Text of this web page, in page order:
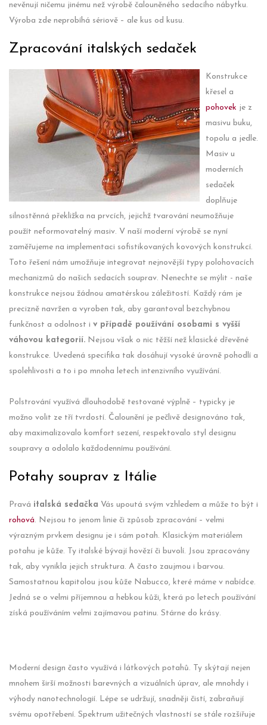
nevěnují ničemu jinému než výrobě čalouněného sedacího nábytku.
Výroba zde neprobíhá sériově – ale kus od kusu.
Zpracování italských sedaček
Konstrukce
křesel a
pohovek je z
masivu buku,
topolu a jedle.
Masiv u
moderních
sedaček
doplňuje
silnostěnná překližka na prvcích, jejichž tvarování neumožňuje
použít neformovatelný masiv. V naší moderní výrobě se nyní
zaměřujeme na implementaci sofistikovaných kovových konstrukcí.
Toto řešení nám umožňuje integrovat nejnovější typy polohovacích
mechanizmů do našich sedacích souprav. Nenechte se mýlit - naše
konstrukce nejsou žádnou amatérskou záležitostí. Každý rám je
precizně navržen a vyroben tak, aby garantoval bezchybnou
funkčnost a odolnost i v případě používání osobami s vyšší
váhovou kategorií. Nejsou však o nic těžší než klasické dřevěné
konstrukce. Uvedená specifika tak dosáhují vysoké úrovně pohodlí a
spolehlivosti a to i po mnoha letech intenzivního využívání.
Polstrování využívá dlouhodobě testované výplně – typicky je
možno volit ze tří tvrdostí. Čalounění je pečlivě designováno tak,
aby maximalizovalo komfort sezení, respektovalo styl designu
soupravy a odolalo každodennímu používání.
Potahy souprav z Itálie
Pravá italská sedačka Vás upoutá svým vzhledem a může to být i
rohová. Nejsou to jenom linie či způsob zpracování – velmi
výrazným prvkem designu je i sám potah. Klasickým materiálem
potahu je kůže. Ty italské bývají hovězí či buvolí. Jsou zpracovány
tak, aby vynikla jejich struktura. A často zaujmou i barvou.
Samostatnou kapitolou jsou kůže Nabucco, které máme v nabídce.
Jedná se o velmi příjemnou a hebkou kůži, která po letech používání
získá používáním velmi zajímavou patinu. Stárne do krásy.
Moderní design často využívá i látkových potahů. Ty skýtají nejen
mnohem širší možnosti barevných a vizuálních úprav, ale mnohdy i
výhody nanotechnologií. Lépe se udržují, snadněji čistí, zabraňují
svému opotřebení. Spektrum užitečných vlastností se stále rozšiřuje